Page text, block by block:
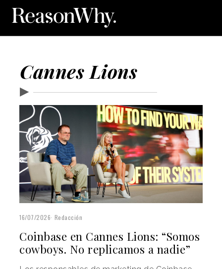
Cannes Lions
▶
16/07/2026 Redacción
Coinbase en Cannes Lions: “Somos
cowboys. No replicamos a nadie”